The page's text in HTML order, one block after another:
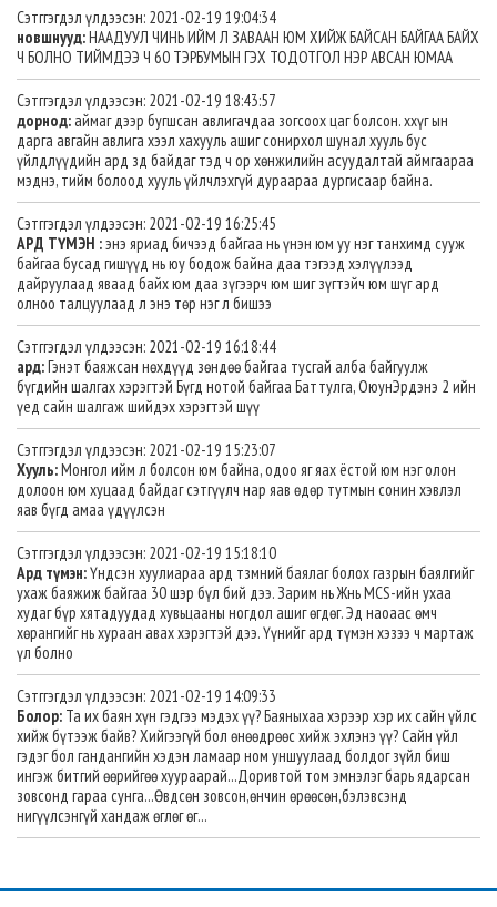
Сэтггэгдэл үлдээсэн: 2021-02-19 19:04:34
новшнууд:НААДУУЛ ЧИНЬ ИЙМ Л ЗАВААН ЮМ ХИЙЖ БАЙСАН БАЙГАА БАЙХ
Ч БОЛНО ТИЙМДЭЭ Ч 60 ТЭРБУМЫН ГЭХ ТОДОТГОЛ НЭР АВСАН ЮМАА
Сэтггэгдэл үлдээсэн: 2021-02-19 18:43:57
дорнод: аймаг дээр бугшсан авлигачдаа зогсоох цаг болсон. ххүг ын
дарга авгайн авлига хээл хахууль ашиг сонирхол шунал хууль бус
үйлдлүүдийн ард зд байдаг тэд ч ор хөнжилийн асуудалтай аймгаараа
мэднэ, тийм болоод хууль үйлчлэхгүй дураараа дургисаар байна.
Сэтггэгдэл үлдээсэн: 2021-02-19 16:25:45
АРД ТҮМЭН :энэ яриад бичээд байгаа нь үнэн юм уу нэг танхимд сууж
байгаа бусад гишүүд нь юу бодож байна даа тэгээд хэлүүлээд
дайруулаад яваад байх юм даа зүгээрч юм шиг зүгтэйч юм шүг ард
олноо талцуулаад л энэ төр нэг л бишээ
Сэтггэгдэл үлдээсэн: 2021-02-19 16:18:44
ард:Гэнэт баяжсан нөхдүүд зөндөө байгаа тусгай алба байгуулж
бүгдийн шалгах хэрэгтэй Бүгд нотой байгаа Баттулга, ОюунЭрдэнэ 2 ийн
үед сайн шалгаж шийдэх хэрэгтэй шүү
Сэтггэгдэл үлдээсэн: 2021-02-19 15:23:07
Хууль:Монгол ийм л болсон юм байна, одоо яг яах ёстой юм нэг олон
долоон юм хуцаад байдаг сэтгүүлч нар яав өдөр тутмын сонин хэвлэл
яав бүгд амаа үдүүлсэн
Сэтггэгдэл үлдээсэн: 2021-02-19 15:18:10
Ард түмэн:Үндсэн хуулиараа ард тзмний баялаг болох газрын баялгийг
ухаж баяжиж байгаа 30 шэр бүл бий дээ. Зарим нь Жнь MCS-ийн ухаа
худаг бүр хятадуудад хувьцааны ногдол ашиг өгдөг. Эд наоаас өмч
хөрангийг нь хураан авах хэрэгтэй дээ. Үүнийг ард түмэн хэзээ ч мартаж
үл болно
Сэтггэгдэл үлдээсэн: 2021-02-19 14:09:33
Болор: Та их баян хүн гэдгээ мэдэх үү? Баяныхаа хэрээр хэр их сайн үйлс
хийж бүтээж байв? Хийгээгүй бол өнөөдрөөс хийж эхлэнэ үү? Сайн үйл
гэдэг бол гандангийн хэдэн ламаар ном уншуулаад болдог зүйл биш
ингэж битгий өөрийгөө хуураарай...Доривтой том эмнэлэг барь ядарсан
зовсонд гараа сунга...Өвдсөн зовсон,өнчин өрөөсөн,бэлэвсэнд
нигүүлсэнгүй хандаж өглөг өг...